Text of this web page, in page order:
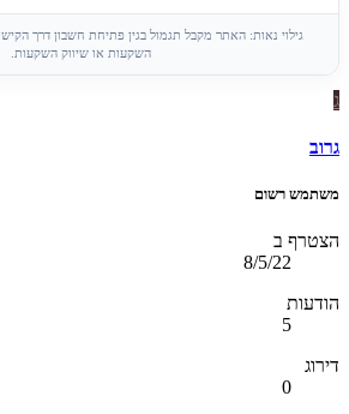
גילוי נאות: האתר מקבל תגמול בגין פתיחת חשבון דרך
השקעות או שיווק השקעות.
ג
גרוב
משתמש רשום
הצטרף ב
8/5/22
הודעות
5
דירוג
0